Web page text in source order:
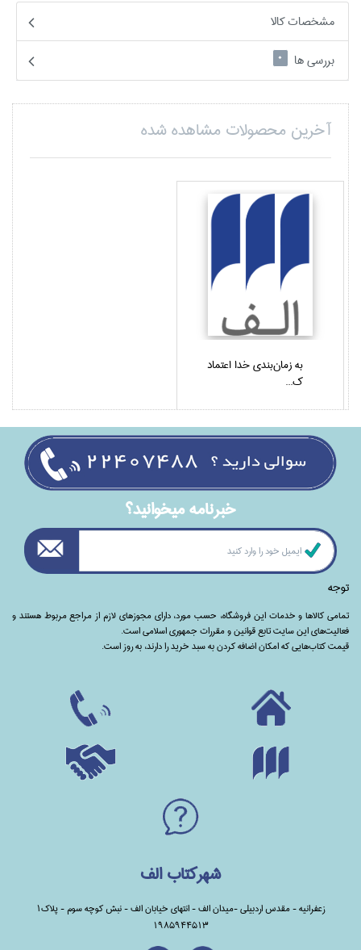
مشخصات کالا
بررسی ها
0
آخرین محصولات مشاهده شده
به زمان‌بندي خدا اعتماد
ك...
خبرنامه ميخوانيد؟
توجه
تمامی‌ کالاها و خدمات این فروشگاه، حسب مورد،‌ دارای مجوزهای لازم از مراجع مربوط هستند ‌و‌‌
فعالیت‌های این سایت تابع قوانین و مقررات جمهوری اسلامی است.
قیمت کتاب‌هایی که امکان اضافه کردن به سبد خرید را دارند،‌ به روز است.
شهرکتاب الف
زعفرانیه - مقدس اردبیلی -میدان الف - انتهای خیابان الف - نبش کوچه سوم - پلاک1
1985944513